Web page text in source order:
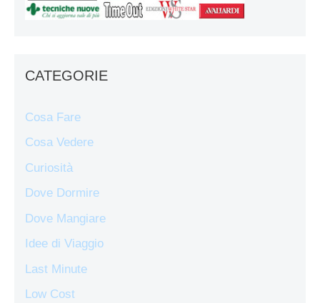
CATEGORIE
Cosa Fare
Cosa Vedere
Curiosità
Dove Dormire
Dove Mangiare
Idee di Viaggio
Last Minute
Low Cost